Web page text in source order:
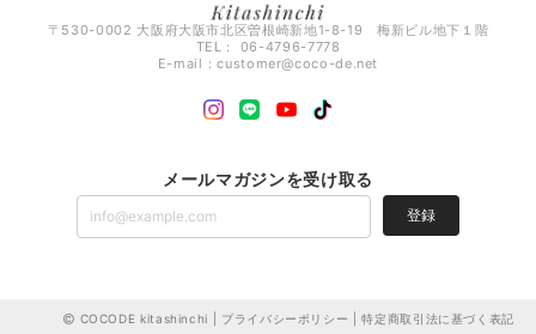
〒530-0002 大阪府大阪市北区曽根崎新地1-8-19 梅新ビル地下１階
TEL： 06-4796-7778
E-mail：customer@coco-de.net
メールマガジンを受け取る
登録
COCODE kitashinchi | プライバシーポリシー |特定商取引法に基づく表記